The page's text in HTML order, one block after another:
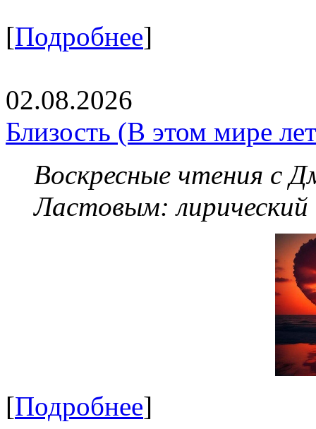
[Подробнее]
02.08.2026
Близость (В этом мире
Воскресные чтения с
Ластовым:
[Подробнее]